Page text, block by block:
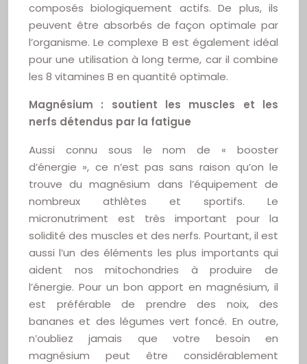
composés biologiquement actifs. De plus, ils
peuvent être absorbés de façon optimale par
l’organisme. Le complexe B est également idéal
pour une utilisation à long terme, car il combine
les 8 vitamines B en quantité optimale.
Magnésium : soutient les muscles et les
nerfs détendus par la fatigue
Aussi connu sous le nom de « booster
d’énergie », ce n’est pas sans raison qu’on le
trouve du magnésium dans l’équipement de
nombreux athlètes et sportifs. Le
micronutriment est très important pour la
solidité des muscles et des nerfs. Pourtant, il est
aussi l’un des éléments les plus importants qui
aident nos mitochondries à produire de
l’énergie. Pour un bon apport en magnésium, il
est préférable de prendre des noix, des
bananes et des légumes vert foncé. En outre,
n’oubliez jamais que votre besoin en
magnésium peut être considérablement